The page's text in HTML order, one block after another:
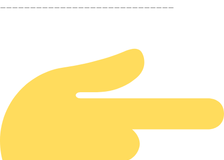
—————————————————————————————